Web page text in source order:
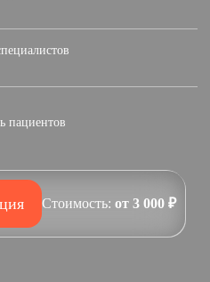
пациентов
Стоимость: от 3 000 ₽